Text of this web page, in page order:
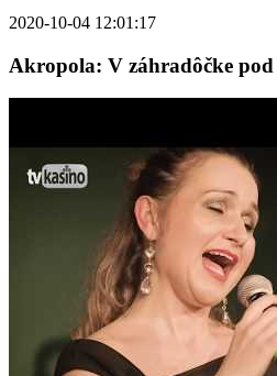
2020-10-04 12:01:17
Akropola: V záhradôčke